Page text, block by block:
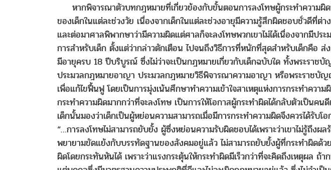
หากพิจารณาตัวบทกฎหมายที่เกี่ยวข้องกับขั้นตอนการลงโทษผู้กระทำความผิ
ของเด็กในแต่ละช่วงวัย เนื่องจากเด็กในแต่ละช่วงอายุมีความรู้สึกผิดชอบชั่วดีที่
และต่อมาศาลพิพากษาว่ามีความผิดแต่ศาลก็จะลงโทษพวกเขาไม่ได้เนื่องจากมีป
การสำหรับเด็ก ตั้งแต่ว่ากล่าวตักเตือน ไปจนถึงวิธีการที่หนักที่สุดสำหรับเด็กคือ
มีอายุครบ 18 ปีบริบูรณ์ ซึ่งไม่ว่าจะเป็นกฎหมายเกี่ยวกับเด็กฉบับใด ทั้งพระรา
ประมวลกฎหมายอาญา ประมวลกฎหมายวิธีพิจารณาความอาญา หรือพระราช
เพื่อแก้ไขฟื้นฟู โดยเป็นการมุ่งเน้นศึกษาทำความเข้าใจสาเหตุแห่งการกระทำค
กระทำความผิดมากกว่าที่จะลงโทษ เป็นการให้โอกาสผู้กระทำผิดได้กลับตัวเป็น
เด็กนั้นมองว่าเด็กเป็นผู้หย่อนความสามารถเมื่อมีการกระทำความผิดจึงควรได้รั
“…การลงโทษไม่สามารถยับยั้ง ผู้ซึ่งหย่อนความรับผิดชอบได้เพราะว่าเขาไม่รู้ถึงผ
พยายามขัดแย้งกับบรรทัดฐานของสังคมอยู่แล้ว ไม่สามารถยับยั้งผู้ที่กระทำผิดด้วย
ผิดโดยกระทันหันได้ เพราะว่าแรงกระตุ้นให้กระทำผิดมีเร็วกว่าที่จะคิดถึงเหตุผล